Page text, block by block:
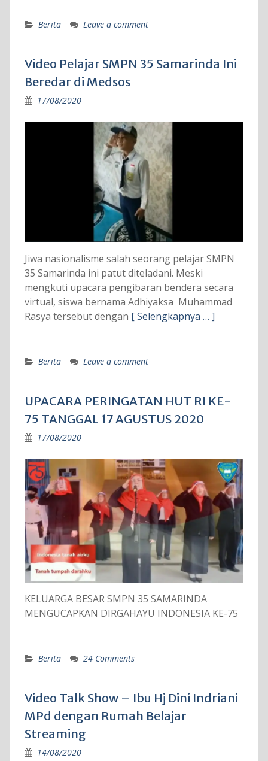
Berita Leave a comment
Video Pelajar SMPN 35 Samarinda Ini
Beredar di Medsos
17/08/2020
Jiwa nasionalisme salah seorang pelajar SMPN
35 Samarinda ini patut diteladani. Meski
mengkuti upacara pengibaran bendera secara
virtual, siswa bernama Adhiyaksa Muhammad
Rasya tersebut dengan [ Selengkapnya … ]
Berita Leave a comment
UPACARA PERINGATAN HUT RI KE-
75 TANGGAL 17 AGUSTUS 2020
17/08/2020
KELUARGA BESAR SMPN 35 SAMARINDA
MENGUCAPKAN DIRGAHAYU INDONESIA KE-75
Berita 24 Comments
Video Talk Show – Ibu Hj Dini Indriani
MPd dengan Rumah Belajar
Streaming
14/08/2020